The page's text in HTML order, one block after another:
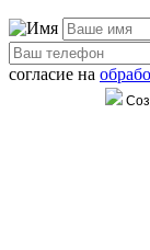
согласие на